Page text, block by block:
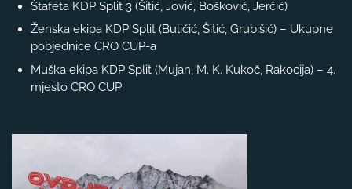
Štafeta KDP Split 3 (Šitić, Jović, Bošković, Jerčić)
Ženska ekipa KDP Split (Buličić, Šitić, Grubišić) – Ukupne
pobjednice CRO CUP-a
Muška ekipa KDP Split (Mujan, M. K. Kukoč, Rakocija) – 4.
mjesto CRO CUP